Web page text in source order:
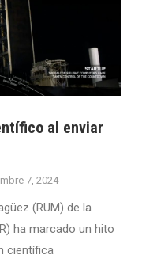
al enviar
7, 2024
(RUM) de la
ha marcado un hito
científica